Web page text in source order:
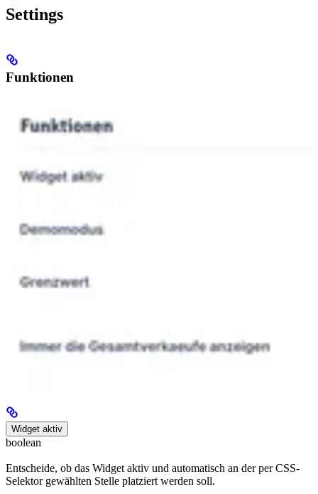
Settings
Funktionen
Widget aktiv
boolean
Entscheide, ob das Widget aktiv und automatisch an der per CSS-
Selektor gewählten Stelle platziert werden soll.